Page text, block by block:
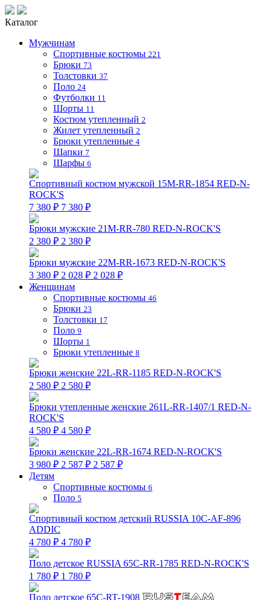
Каталог
Мужчинам
Спортивные костюмы 221
Брюки 73
Толстовки 37
Поло 24
Футболки 11
Шорты 11
Костюм утепленный 2
Жилет утепленный 2
Брюки утепленные 4
Шапки 7
Шарфы 6
Спортивный костюм мужской 15M-RR-1854 RED-N-
ROCK'S
7 380 ₽ 7 380 ₽
Брюки мужские 21M-RR-780 RED-N-ROCK'S
2 380 ₽ 2 380 ₽
Брюки мужские 22M-RR-1673 RED-N-ROCK'S
3 380 ₽ 2 028 ₽ 2 028 ₽
Женщинам
Спортивные костюмы 46
Брюки 23
Толстовки 17
Поло 9
Шорты 1
Брюки утепленные 8
Брюки женские 22L-RR-1185 RED-N-ROCK'S
2 580 ₽ 2 580 ₽
Брюки утепленные женские 261L-RR-1407/1 RED-N-
ROCK'S
4 580 ₽ 4 580 ₽
Брюки женские 22L-RR-1674 RED-N-ROCK'S
3 980 ₽ 2 587 ₽ 2 587 ₽
Детям
Спортивные костюмы 6
Поло 5
Спортивный костюм детский RUSSIA 10C-AF-896
ADDIC
4 780 ₽ 4 780 ₽
Поло детское RUSSIA 65C-RR-1785 RED-N-ROCK'S
1 780 ₽ 1 780 ₽
Поло детское 65C-RT-1908